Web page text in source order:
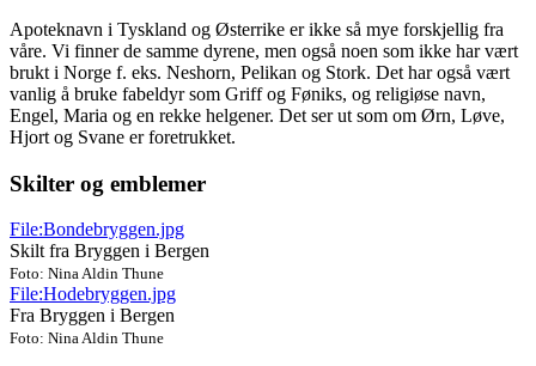
Apoteknavn i Tyskland og Østerrike er ikke så mye forskjellig fra
våre. Vi finner de samme dyrene, men også noen som ikke har vært
brukt i Norge f. eks. Neshorn, Pelikan og Stork. Det har også vært
vanlig å bruke fabeldyr som Griff og Føniks, og religiøse navn,
Engel, Maria og en rekke helgener. Det ser ut som om Ørn, Løve,
Hjort og Svane er foretrukket.
Skilter og emblemer
File:Bondebryggen.jpg
Skilt fra Bryggen i Bergen
Foto: Nina Aldin Thune
File:Hodebryggen.jpg
Fra Bryggen i Bergen
Foto: Nina Aldin Thune